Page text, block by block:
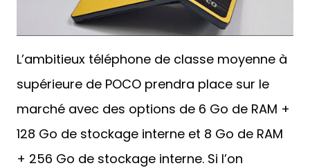
L’ambitieux téléphone de classe moyenne à
supérieure de POCO prendra place sur le
marché avec des options de 6 Go de RAM +
128 Go de stockage interne et 8 Go de RAM
+ 256 Go de stockage interne. Si l’on